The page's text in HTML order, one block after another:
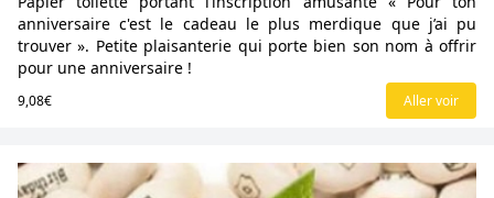
anniversaire c'est le cadeau le plus merdique que j’ai pu
trouver ». Petite plaisanterie qui porte bien son nom à offrir
pour une anniversaire !
9,08€ Aller voir